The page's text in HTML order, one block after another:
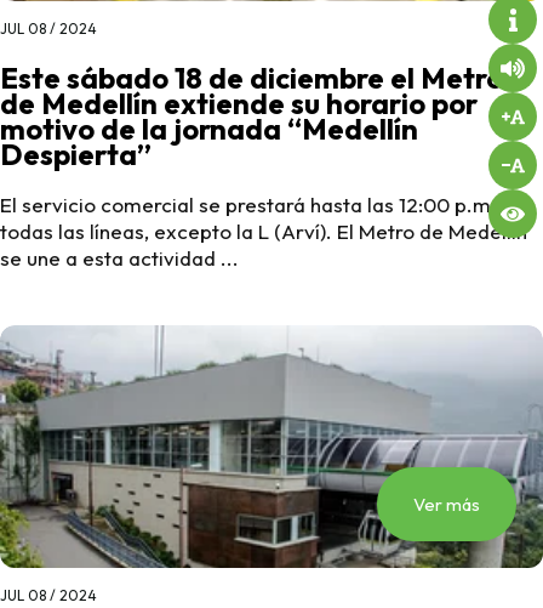
JUL 08 / 2024
Este sábado 18 de diciembre el Metro
de Medellín extiende su horario por
motivo de la jornada “Medellín
Despierta”
El servicio comercial se prestará hasta las 12:00 p.m. en
todas las líneas, excepto la L (Arví). El Metro de Medellín
se une a esta actividad ...
Ver más
JUL 08 / 2024